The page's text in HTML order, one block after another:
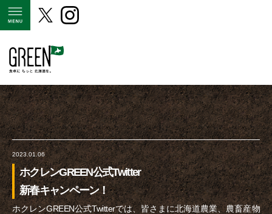
2023.01.06
ホクレンGREEN公式Twitter
新春キャンペーン！
ホクレンGREEN公式Twitterでは、皆さまに北海道農業、農畜産物